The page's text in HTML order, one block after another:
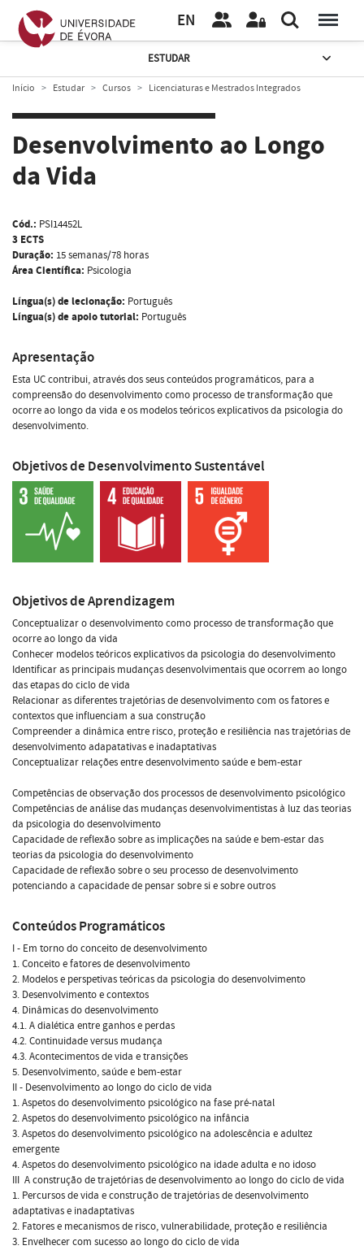
EN
ESTUDAR
Início Estudar Cursos Licenciaturas e Mestrados Integrados
Desenvolvimento ao Longo
da Vida
Cód.: PSI14452L
3 ECTS
Duração: 15 semanas/78 horas
Área Científica: Psicologia
Língua(s) de lecionação: Português
Língua(s) de apoio tutorial: Português
Apresentação
Esta UC contribui, através dos seus conteúdos programáticos, para a
compreensão do desenvolvimento como processo de transformação que
ocorre ao longo da vida e os modelos teóricos explicativos da psicologia do
desenvolvimento.
Objetivos de Desenvolvimento Sustentável
Objetivos de Aprendizagem
Conceptualizar o desenvolvimento como processo de transformação que
ocorre ao longo da vida
Conhecer modelos teóricos explicativos da psicologia do desenvolvimento
Identificar as principais mudanças desenvolvimentais que ocorrem ao longo
das etapas do ciclo de vida
Relacionar as diferentes trajetórias de desenvolvimento com os fatores e
contextos que influenciam a sua construção
Compreender a dinâmica entre risco, proteção e resiliência nas trajetórias de
desenvolvimento adapatativas e inadaptativas
Conceptualizar relações entre desenvolvimento saúde e bem-estar
Competências de observação dos processos de desenvolvimento psicológico
Competências de análise das mudanças desenvolvimentistas à luz das teorias
da psicologia do desenvolvimento
Capacidade de reflexão sobre as implicações na saúde e bem-estar das
teorias da psicologia do desenvolvimento
Capacidade de reflexão sobre o seu processo de desenvolvimento
potenciando a capacidade de pensar sobre si e sobre outros
Conteúdos Programáticos
I - Em torno do conceito de desenvolvimento
1. Conceito e fatores de desenvolvimento
2. Modelos e perspetivas teóricas da psicologia do desenvolvimento
3. Desenvolvimento e contextos
4. Dinâmicas do desenvolvimento
4.1. A dialética entre ganhos e perdas
4.2. Continuidade versus mudança
4.3. Acontecimentos de vida e transições
5. Desenvolvimento, saúde e bem-estar
II - Desenvolvimento ao longo do ciclo de vida
1. Aspetos do desenvolvimento psicológico na fase pré-natal
2. Aspetos do desenvolvimento psicológico na infância
3. Aspetos do desenvolvimento psicológico na adolescência e adultez
emergente
4. Aspetos do desenvolvimento psicológico na idade adulta e no idoso
III  A construção de trajetórias de desenvolvimento ao longo do ciclo de vida
1. Percursos de vida e construção de trajetórias de desenvolvimento
adaptativas e inadaptativas
2. Fatores e mecanismos de risco, vulnerabilidade, proteção e resiliência
3. Envelhecer com sucesso ao longo do ciclo de vida